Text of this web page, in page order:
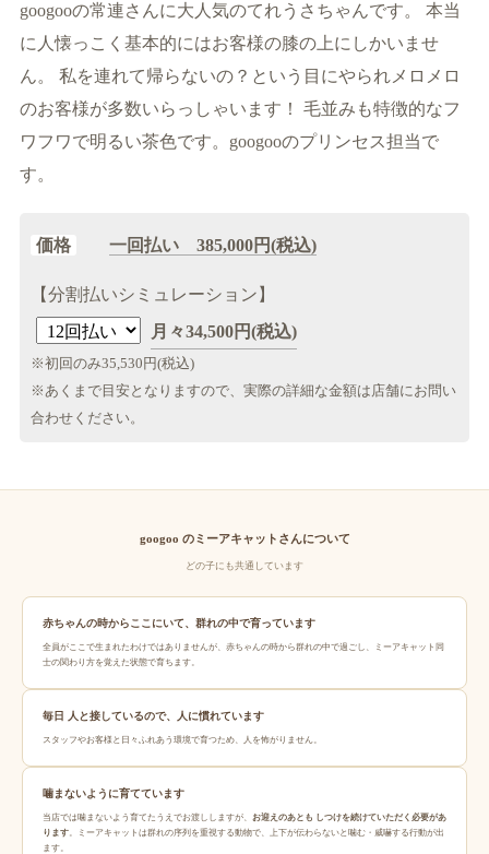
googooの常連さんに大人気のてれうさちゃんです。 本当
に人懐っこく基本的にはお客様の膝の上にしかいませ
ん。 私を連れて帰らないの？という目にやられメロメロ
のお客様が多数いらっしゃいます！ 毛並みも特徴的なフ
ワフワで明るい茶色です。googooのプリンセス担当で
す。
価格 一回払い 385,000円(税込)
【分割払いシミュレーション】
月々34,500円(税込)
※初回のみ35,530 円(税込)
※あくまで目安となりますので、実際の詳細な金額は店舗にお問い
合わせください。
googoo のミーアキャットさんについて
どの子にも共通しています
赤ちゃんの時からここにいて、群れの中で育っています
全員がここで生まれたわけではありませんが、赤ちゃんの時から群れの中で過ごし、ミーアキャット同
士の関わり方を覚えた状態で育ちます。
毎日 人と接しているので、人に慣れています
スタッフやお客様と日々ふれあう環境で育つため、人を怖がりません。
噛まないように育てています
当店では噛まないよう育てたうえでお渡ししますが、 お迎えのあとも しつけを続けていただく必要があ
ります。ミーアキャットは群れの序列を重視する動物で、上下が伝わらないと噛む・威嚇する行動が出
ます。